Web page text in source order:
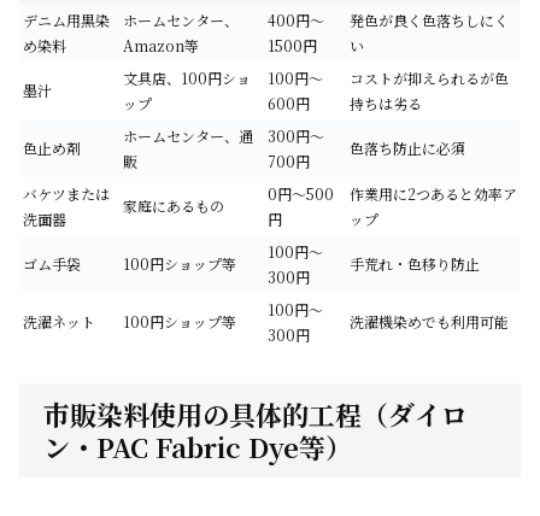
デニム用黒染
め染料
ホームセンター、
Amazon等
400円〜
1500円
発色が良く色落ちしにく
い
墨汁
文具店、100円ショ
ップ
100円〜
600円
コストが抑えられるが色
持ちは劣る
色止め剤
ホームセンター、通
販
300円〜
700円
色落ち防止に必須
バケツまたは
洗面器
家庭にあるもの
0円〜500
円
作業用に2つあると効率ア
ップ
ゴム手袋 100円ショップ等
100円〜
300円
手荒れ・色移り防止
洗濯ネット 100円ショップ等
100円〜
300円
洗濯機染めでも利用可能
市販染料使用の具体的工程（ダイロ
ン・PAC Fabric Dye等）